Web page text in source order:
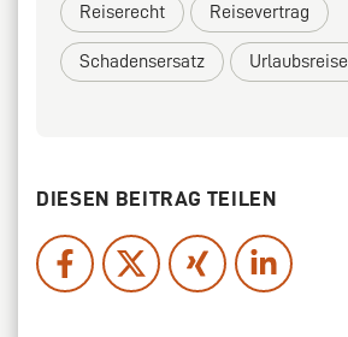
Reiserecht Reisevertrag
Schadensersatz Urlaubsreise
DIESEN BEITRAG TEILEN